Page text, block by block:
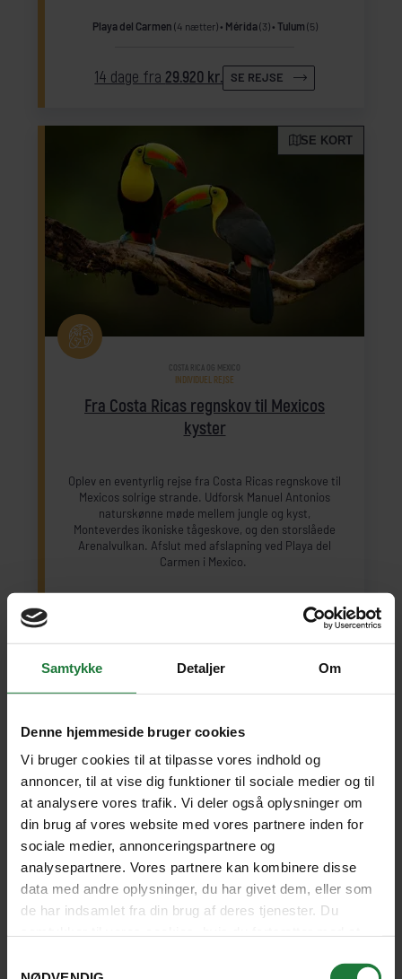
Samtykke Detaljer Om
Denne hjemmeside bruger cookies
Vi bruger cookies til at tilpasse vores indhold og
annoncer, til at vise dig funktioner til sociale medier og til
at analysere vores trafik. Vi deler også oplysninger om
din brug af vores website med vores partnere inden for
sociale medier, annonceringspartnere og
analysepartnere. Vores partnere kan kombinere disse
data med andre oplysninger, du har givet dem, eller som
de har indsamlet fra din brug af deres tjenester. Du
Playa del Carmen (4 nætter) Mérida(3) Tulum (5)
14 dage fra29.920 kr. SE REJSE
SE KORT
Fra Costa Ricas regnskov til Mexicos
kyster
COSTA RICA OG MEXICO
INDIVIDUEL REJSE
Oplev en eventyrlig rejse fra Costa Ricas regnskove til
Mexicos solrige strande. Udforsk Manuel Antonios
naturskønne møde mellem jungle og kyst,
Monteverdes ikoniske tågeskove, og den storslåede
Arenalvulkan. Afslut med afslapning ved Playa del
Carmen i Mexico.
Monte Verde(2)
Playa Del Carmen(4)
16 dage fra 28.935 kr.
DET SIGER VORES GÆSTER ...